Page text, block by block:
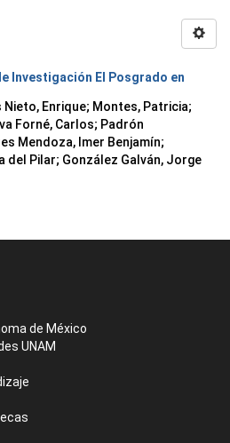
Investigación El Posgrado en
Nieto, Enrique; Montes, Patricia;
Forné, Carlos; Padrón
Mendoza, Imer Benjamín;
del Pilar; González Galván, Jorge
de México
UNAM